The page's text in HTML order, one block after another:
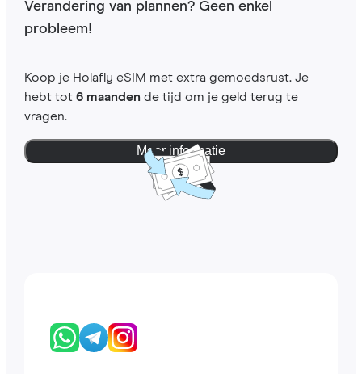
Verandering van plannen? Geen enkel
probleem!
Koop je Holafly eSIM met extra gemoedsrust. Je
hebt tot 6 maandende tijd om je geld terug te
vragen.
Meer informatie